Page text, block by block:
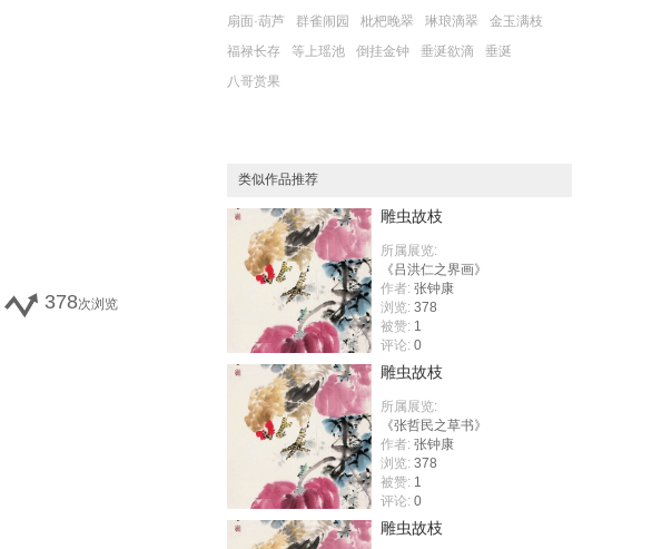
378次浏览
扇面·葫芦
群雀闹园 枇杷晚翠 琳琅滴翠
金玉满枝
福禄长存
等上瑶池 倒挂金钟 垂涎欲滴
垂涎
八哥赏果
类似作品推荐
雕虫故枝
所属展览:
《吕洪仁之界画》
作者: 张钟康
浏览: 378
被赞: 1
评论: 0
雕虫故枝
所属展览:
《张哲民之草书》
作者: 张钟康
浏览: 378
被赞: 1
评论: 0
雕虫故枝